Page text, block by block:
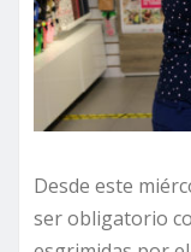
Desde este
ser obligatorio